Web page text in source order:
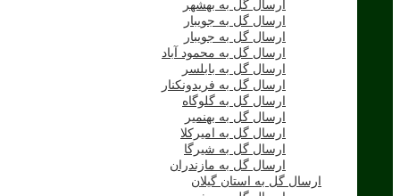
ارسال گل به بهشهر
ارسال گل به جویبار
ارسال گل به جویبار
ارسال گل به محمود آباد
ارسال گل به بابلسر
ارسال گل به فریدونکنار
ارسال گل به گلوگاه
ارسال گل به بهنمیر
ارسال گل به امیرکلا
ارسال گل به شیرگا
ارسال گل به مازندران
ارسال گل به استان گیلان